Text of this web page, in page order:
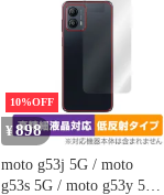
帯電話保護カバー多機
能携帯電話ホルスター
財布携帯電話ホルダー
チャ耐久性摩擦耐性携
帯電話ケース男性と女
性に適した多色オプシ
ョン に適用するMoto (z
バタフ
10%OFF
¥898
moto g53j 5G / moto
g53s 5G / moto g53y 5G